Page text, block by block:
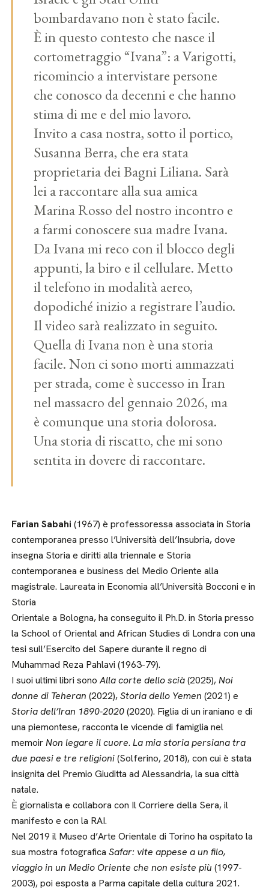
bombardavano non è stato facile.
È in questo contesto che nasce il
cortometraggio “Ivana”: a Varigotti,
ricomincio a intervistare persone
che conosco da decenni e che hanno
stima di me e del mio lavoro.
Invito a casa nostra, sotto il portico,
Susanna Berra, che era stata
proprietaria dei Bagni Liliana. Sarà
lei a raccontare alla sua amica
Marina Rosso del nostro incontro e
a farmi conoscere sua madre Ivana.
Da Ivana mi reco con il blocco degli
appunti, la biro e il cellulare. Metto
il telefono in modalità aereo,
dopodiché inizio a registrare l’audio.
Il video sarà realizzato in seguito.
Quella di Ivana non è una storia
facile. Non ci sono morti ammazzati
per strada, come è successo in Iran
nel massacro del gennaio 2026, ma
è comunque una storia dolorosa.
Una storia di riscatto, che mi sono
sentita in dovere di raccontare.
Farian Sabahi(1967) è professoressa associata in Storia
contemporanea presso l’Università dell’Insubria, dove
insegna Storia e diritti alla triennale e Storia
contemporanea e business del Medio Oriente alla
magistrale. Laureata in Economia all’Università Bocconi e in
Storia
Orientale a Bologna, ha conseguito il Ph.D. in Storia presso
la School of Oriental and African Studies di Londra con una
tesi sull’Esercito del Sapere durante il regno di
Muhammad Reza Pahlavi (1963-79).
I suoi ultimi libri sonoAlla corte dello scià(2025),Noi
donne di Teheran (2022),Storia dello Yemen (2021) e
Storia dell’Iran 1890-2020(2020). Figlia di un iraniano e di
una piemontese, racconta le vicende di famiglia nel
memoirNon legare il cuore.La mia storia persiana tra
due paesi e tre religioni(Solferino, 2018), con cui è stata
insignita del Premio Giuditta ad Alessandria, la sua città
natale.
È giornalista e collabora con Il Corriere della Sera, il
manifesto e con la RAI.
Nel 2019 il Museo d’Arte Orientale di Torino ha ospitato la
sua mostra fotograficaSafar: vite appese a un filo,
viaggio in un Medio Oriente che non esiste più (1997-
2003), poi esposta a Parma capitale della cultura 2021.